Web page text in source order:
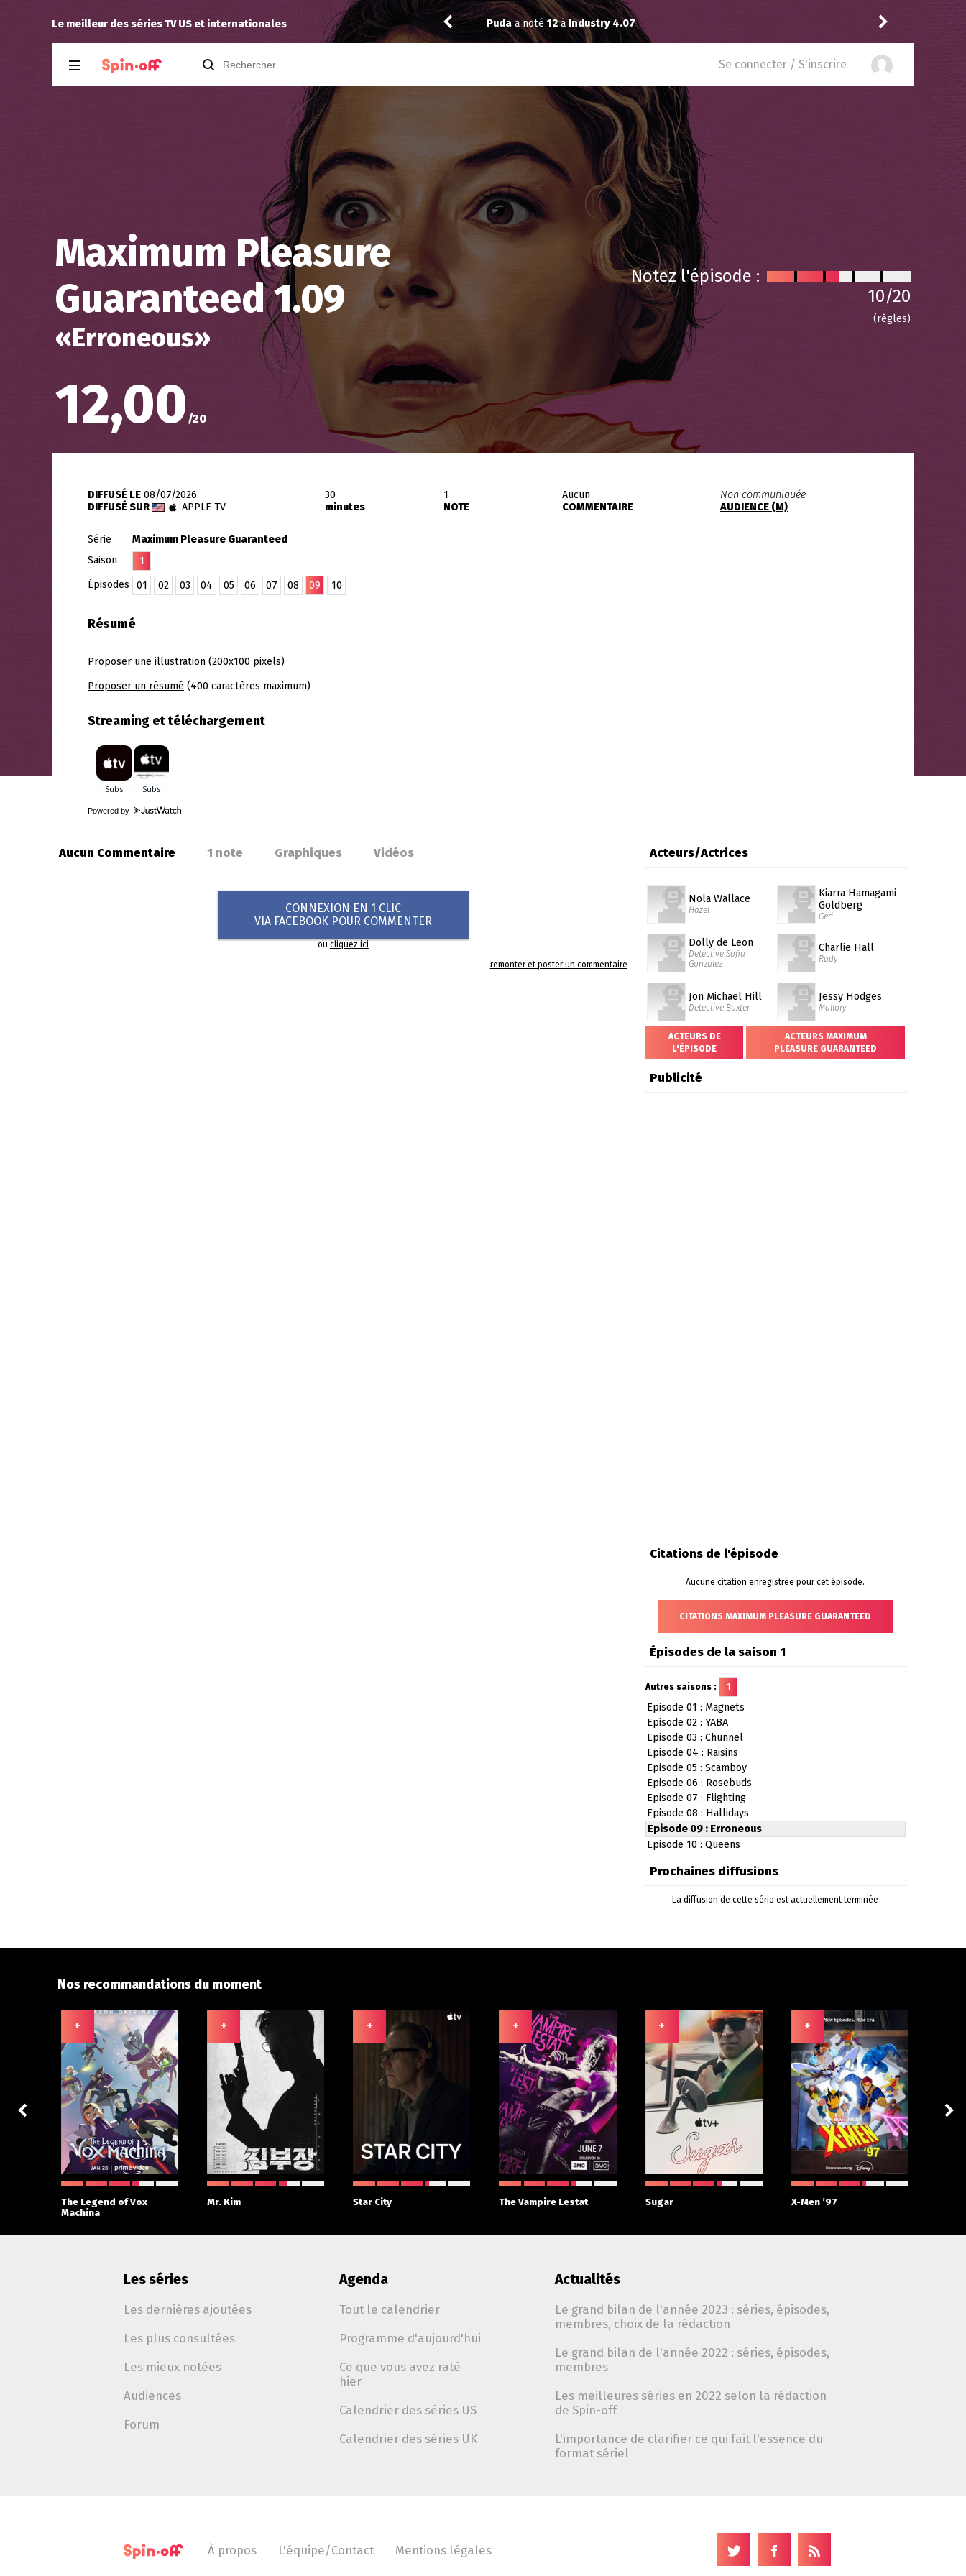
Le meilleur des séries TV US et internationales
The Dudea noté12àSilo 3.04 Pudaa noté12àIndustry 4.07 a laissé un
Se connecter / S'inscrire
Maximum Pleasure
Guaranteed 1.09
«Erroneous»
12,00 /20
Notez l'épisode :
10/20
(règles)
DIFFUSÉ LE 08/07/2026
DIFFUSÉ SUR
APPLE TV
30
minutes
1
NOTE
Aucun
COMMENTAIRE
Non communiquée
AUDIENCE (M)
Série
Maximum Pleasure Guaranteed
Saison
1
Épisodes
01 02 03 04 05 06 07 08 09 10
Résumé
Proposer une illustration (200x100 pixels)
Proposer un résumé (400 caractères maximum)
Streaming et téléchargement
Powered by
Aucun Commentaire 1 note Graphiques Vidéos
CONNEXION EN 1 CLIC
VIA FACEBOOK POUR COMMENTER
oucliquez ici
remonter et poster un commentaire
Acteurs/Actrices
Nola Wallace
Hazel
Kiarra Hamagami
Goldberg
Geri
Dolly de Leon
Detective Sofia
Gonzalez
Charlie Hall
Rudy
Jon Michael Hill
Detective Baxter
Jessy Hodges
Mallory
ACTEURS DE
L'ÉPISODE
ACTEURS MAXIMUM
PLEASURE GUARANTEED
Publicité
Citations de l'épisode
Aucune citation enregistrée pour cet épisode.
CITATIONS MAXIMUM PLEASURE GUARANTEED
Épisodes de la saison 1
Autres saisons : 1
Episode 01 : Magnets
Episode 02 : YABA
Episode 03 : Chunnel
Episode 04 : Raisins
Episode 05 : Scamboy
Episode 06 : Rosebuds
Episode 07 : Flighting
Episode 08 : Hallidays
Episode 09 : Erroneous
Episode 10 : Queens
Prochaines diffusions
La diffusion de cette série est actuellement terminée
Nos recommandations du moment
+
The Legend of Vox
Machina
+
Mr. Kim
+
Star City
+
The Vampire Lestat
+
Sugar
+
X-Men ’97
Les séries
Les dernières ajoutées
Les plus consultées
Les mieux notées
Audiences
Forum
Agenda
Tout le calendrier
Programme d'aujourd'hui
Ce que vous avez raté
hier
Calendrier des séries US
Calendrier des séries UK
Actualités
Le grand bilan de l'année 2023 : séries, épisodes,
membres, choix de la rédaction
Le grand bilan de l'année 2022 : séries, épisodes,
membres
Les meilleures séries en 2022 selon la rédaction
de Spin-off
L'importance de clarifier ce qui fait l'essence du
format sériel
À propos L'équipe/Contact Mentions légales